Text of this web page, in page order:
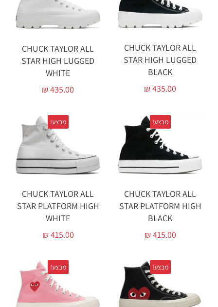
CHUCK TAYLOR ALL
STAR HIGH LUGGED
BLACK‏
₪435.00
CHUCK TAYLOR ALL
STAR HIGH LUGGED
WHITE‏
₪435.00
מבצע!
CHUCK TAYLOR ALL
STAR PLATFORM HIGH
BLACK‏
₪415.00
מבצע!
CHUCK TAYLOR ALL
STAR PLATFORM HIGH
WHITE‏
₪415.00
מבצע! מבצע!